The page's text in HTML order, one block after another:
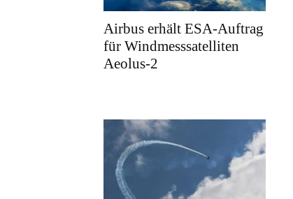
Airbus erhält ESA-Auftrag
für Windmesssatelliten
Aeolus-2